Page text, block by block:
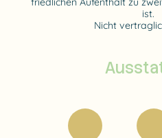
ist.
Nicht